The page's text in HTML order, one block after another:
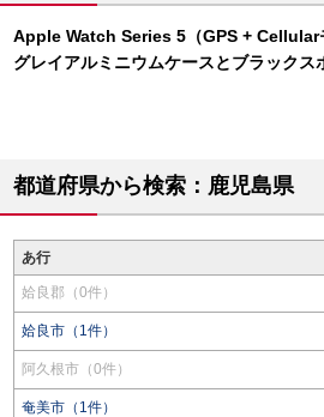
Apple Watch Series 5（GPS + Cellular
グレイアルミニウムケースとブラックス
都道府県から検索：鹿児島県
あ行
姶良郡（0件）
姶良市（1件）
阿久根市（0件）
奄美市（1件）